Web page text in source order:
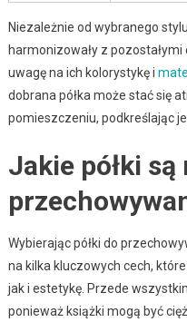
Niezależnie od wybranego
harmonizowały z
uwagę na ich kolorystykę i
dobrana półka może stać się
pomieszczeniu, podkreślając
Jakie półki
Wybierając półki do
na kilka kluczowych cech,
jak i estetykę. Przede
ponieważ książki mogą być